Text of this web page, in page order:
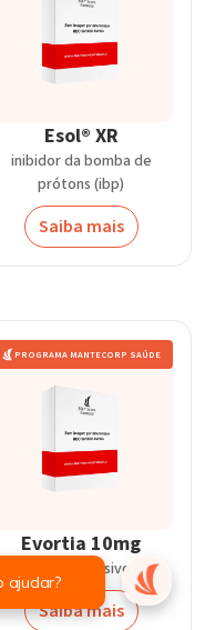
Esol® XR
inibidor da bomba de
prótons (ibp)
Saiba mais
PROGRAMA MANTECORP SAÚDE
Evortia 10mg
antidepressivo
Saiba mais